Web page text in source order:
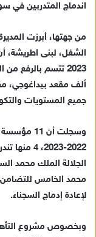
اندماج المتدربين في
من جهتها، أبرزت
جميع المستويات
وسجلت أن
2022-
محمد الخامس
لإعادة إدماج السجناء.
وبخصوص مشروع